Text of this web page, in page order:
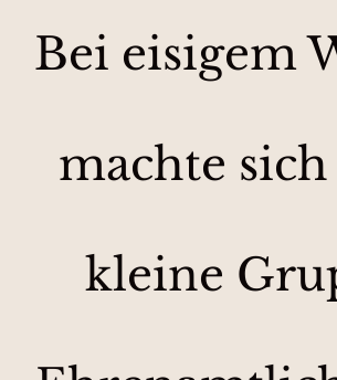
Bei eisigem
machte
kleine